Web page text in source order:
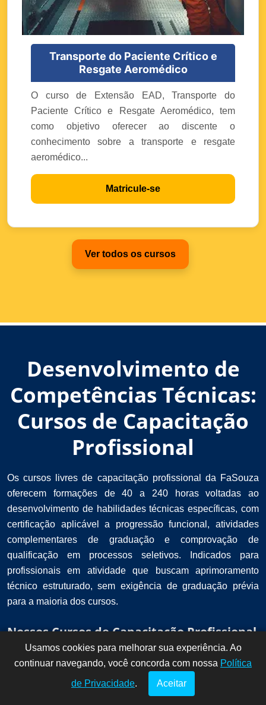
Transporte do Paciente Crítico e
Resgate Aeromédico
O curso de Extensão EAD, Transporte do
Paciente Crítico e Resgate Aeromédico, tem
como objetivo oferecer ao discente o
conhecimento sobre a transporte e resgate
aeromédico...
Matricule-se
Ver todos os cursos
Desenvolvimento de
Competências Técnicas:
Cursos de Capacitação
Profissional
Os cursos livres de capacitação profissional da FaSouza
oferecem formações de 40 a 240 horas voltadas ao
desenvolvimento de habilidades técnicas específicas, com
certificação aplicável a progressão funcional, atividades
complementares de graduação e comprovação de
qualificação em processos seletivos. Indicados para
profissionais em atividade que buscam aprimoramento
técnico estruturado, sem exigência de graduação prévia
para a maioria dos cursos.
Nossos Cursos de Capacitação Profissional
!
Dúvidas? Fale
conosco por
aqui!
Usamos cookies para melhorar sua experiência. Ao
continuar navegando, você concorda com nossa Política
de Privacidade. Aceitar